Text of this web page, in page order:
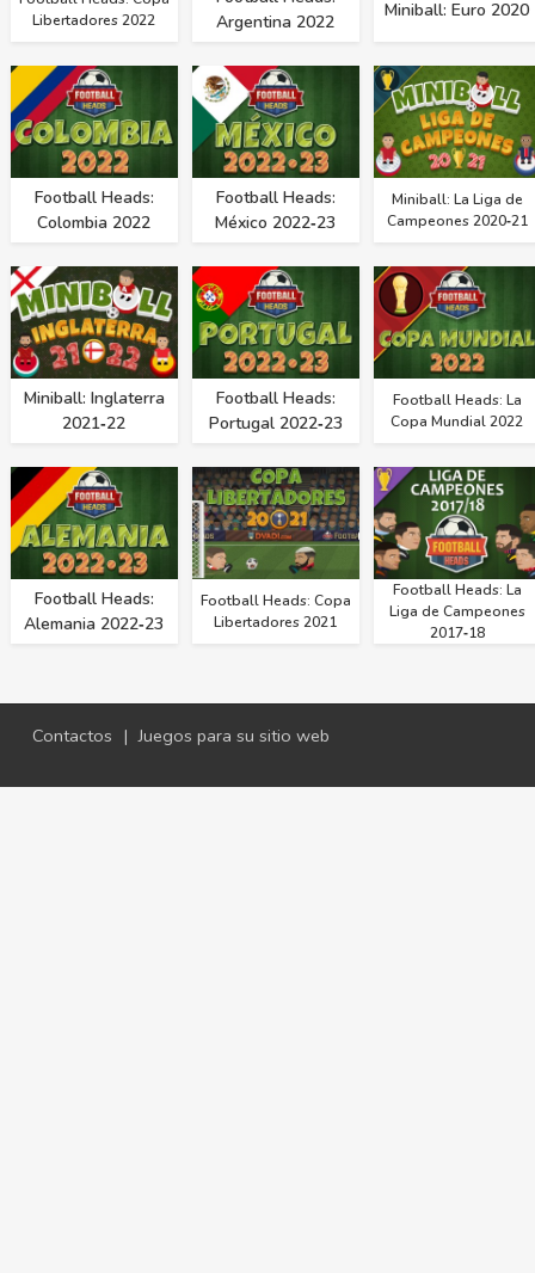
Libertadores 2022
Argentina 2022
Miniball: Euro 2020
Football Heads:
Colombia 2022
Football Heads:
México 2022‑23
Miniball: La Liga de
Campeones 2020‑21
Miniball: Inglaterra
2021‑22
Football Heads:
Portugal 2022‑23
Football Heads: La
Copa Mundial 2022
Football Heads:
Alemania 2022‑23
Football Heads: Copa
Libertadores 2021
Football Heads: La
Liga de Campeones
2017‑18
Contactos | Juegos para su sitio web